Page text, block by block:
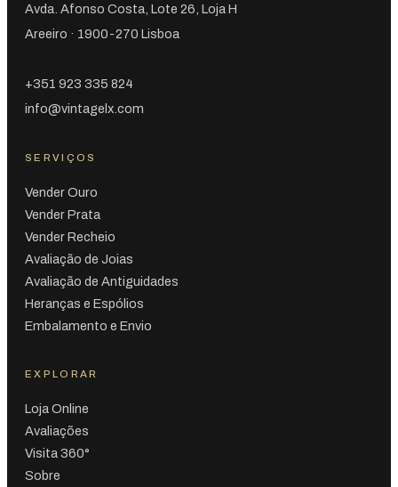
Avda. Afonso Costa, Lote 26, Loja H
Areeiro · 1900-270 Lisboa
+351 923 335 824
info@vintagelx.com
SERVIÇOS
Vender Ouro
Vender Prata
Vender Recheio
Avaliação de Joias
Avaliação de Antiguidades
Heranças e Espólios
Embalamento e Envio
EXPLORAR
Loja Online
Avaliações
Visita 360°
Sobre